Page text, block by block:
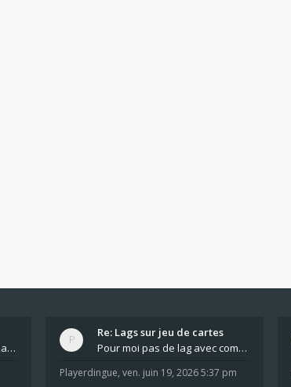
bonjour comment jouer de haut en bas tout atout mi
Re: Lags sur jeu de cartes
Pour moi pas de lag avec comme navigateur Chrome
Playerdingue, ven. juin 19, 2026 5:37 pm